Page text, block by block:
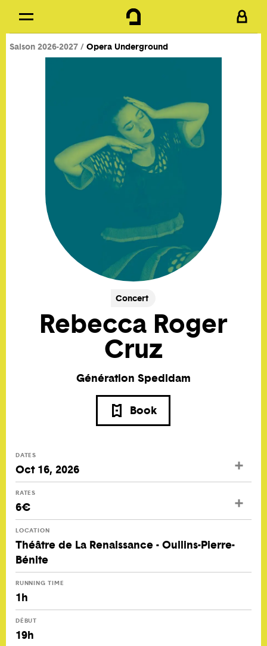
Skip to
Saison 2026-2027 Opera Underground
Concert
Rebecca Roger
Cruz
Génération Spedidam
Book
DATES
Oct 16, 2026
RATES
6€
LOCATION
Théâtre de La Renaissance - Oullins-Pierre-
Bénite
RUNNING TIME
1h
DÉBUT
19h